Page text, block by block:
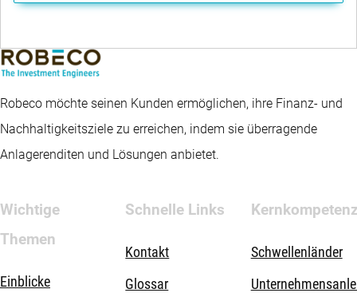
Robeco möchte seinen Kunden ermöglichen, ihre Finanz- und
Nachhaltigkeitsziele zu erreichen, indem sie überragende
Anlagerenditen und Lösungen anbietet.
Wichtige
Themen
Einblicke
Schnelle Links
Kontakt
Glossar
Schwellenländer